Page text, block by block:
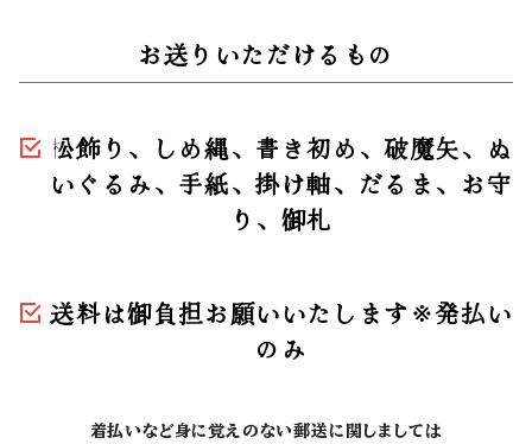
お送りいただけるもの
松飾り、しめ縄、書き初め、破魔矢、ぬ
いぐるみ、手紙、掛け軸、だるま、お守
り、御札
送料は御負担お願いいたします※発払い
のみ
着払いなど身に覚えのない郵送に関しましては